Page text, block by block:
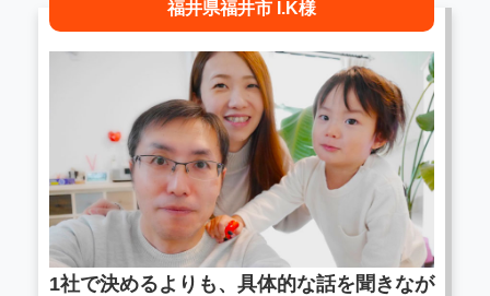
福井県福井市 I.K様
1社で決めるよりも、具体的な話を聞きなが